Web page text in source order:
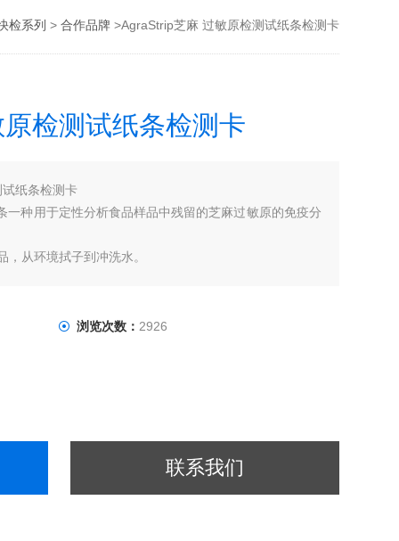
检系列 > 合作品牌 >AgraStrip芝麻 过敏原检测试纸条检测卡
检测试纸条检测卡
纸条检测卡
种用于定性分析食品样品中残留的芝麻过敏原的免疫分
从环境拭子到冲洗水。
浏览次数： 2926
联系我们